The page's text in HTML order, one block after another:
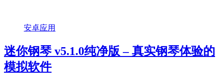
安卓应用
迷你钢琴 v5.1.0纯净版 – 真实钢琴体验的
模拟软件